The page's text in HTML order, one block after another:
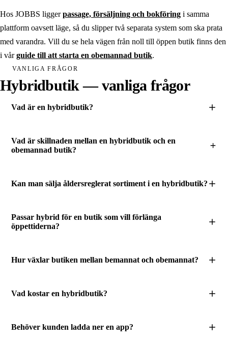
Hos JOBBS liggerpassage, försäljning och bokföring i samma
plattform oavsett läge, så du slipper två separata system som ska prata
med varandra. Vill du se hela vägen från noll till öppen butik finns den
i vårguide till att starta en obemannad butik.
VANLIGA FRÅGOR
Hybridbutik — vanliga frågor
Vad är en hybridbutik?
Vad är skillnaden mellan en hybridbutik och en
obemannad butik?
Kan man sälja åldersreglerat sortiment i en hybridbutik?
Passar hybrid för en butik som vill förlänga
öppettiderna?
Hur växlar butiken mellan bemannat och obemannat?
Vad kostar en hybridbutik?
Behöver kunden ladda ner en app?